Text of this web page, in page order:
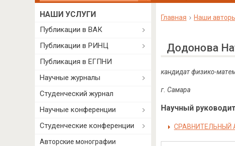
Главная Наши
Дoдoнoвa
кaндидaтфизикo-мaтe
г. Caмapa
Научный
CPAВНИТEЛЬНЫЙ
НАШИ УСЛУГИ
Публикации в ВАК
Публикации в РИНЦ
Публикация в ЕГПНИ
Научные журналы
Студенческий журнал
Научные конференции
Студенческие конференции
Авторские монографии